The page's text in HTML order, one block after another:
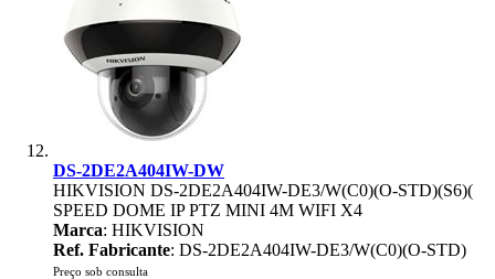
DS-2DE2A404IW-DW
HIKVISION DS-2DE2A404IW-DE3/W(C0)(O-STD)(S6)(
SPEED DOME IP PTZ MINI 4M WIFI X4
Marca: HIKVISION
Ref. Fabricante: DS-2DE2A404IW-DE3/W(C0)(O-STD)
Preço sob consulta